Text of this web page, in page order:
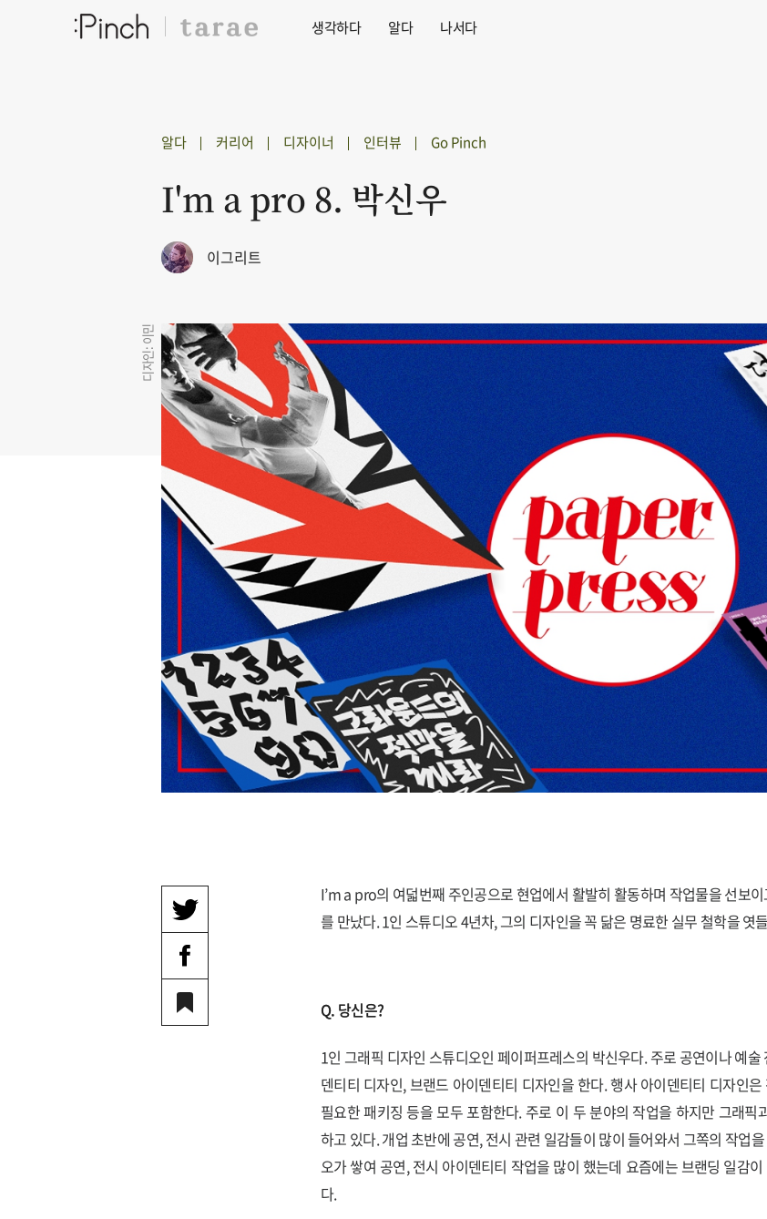
생각하다 알다 나서다
알다 커리어 디자이너 인터뷰 Go Pinch
I'm a pro 8. 박신우
이그리트
디자인: 이민
I’m a pro의 여덟번째 주인공으로 현업에서 활발히 활동하며 작업물을 선보
를 만났다. 1인 스튜디오 4년차, 그의 디자인을 꼭 닮은 명료한 실무 철학을 엿
Q. 당신은?
1인 그래픽 디자인 스튜디오인 페이퍼프레스의 박신우다. 주로 공연이나 예
덴티티 디자인, 브랜드 아이덴티티 디자인을 한다. 행사 아이덴티티 디자인
필요한 패키징 등을 모두 포함한다. 주로 이 두 분야의 작업을 하지만 그래픽
하고 있다. 개업 초반에 공연, 전시 관련 일감들이 많이 들어와서 그쪽의 작업
오가 쌓여 공연, 전시 아이덴티티 작업을 많이 했는데 요즘에는 브랜딩 일감
다.